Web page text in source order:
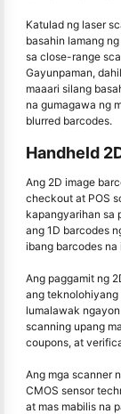
Katulad ng laser
basahin lamang
sa close-range
Gayunpaman,
maaari silang
na gumagawa ng
blurred barcodes.
Handheld
Ang 2D image
checkout at POS
kapangyarihan sa
ang 1D barcodes
ibang barcodes
Ang paggamit ng
ang teknolohiyang
lumalawak
scanning upang
coupons, at
Ang mga scanner
CMOS sensor
at mas mabilis na